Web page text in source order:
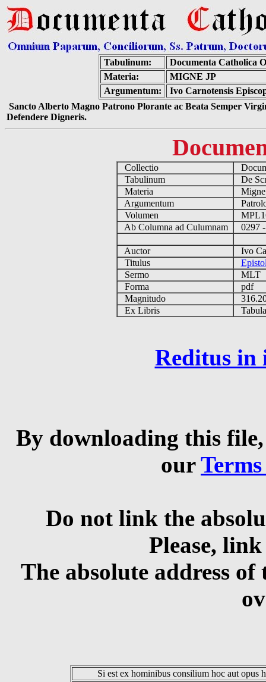
Tabulinum:
Documenta Catholica
Materia:
MIGNE JP
Argumentum:
Ivo Carnotensis
Sancto Alberto Magno Patrono Plorante ac Beata Semper
Defendere Digneris.
Collectio
Tabulinum
De
Materia
Argumentum
Volumen
Ab Columna ad Culumnam
0297
Auctor
Ivo
Titulus
Sermo
MLT
Forma
pdf
Magnitudo
Ex Libris
Reditus in
By downloading this
our
Do not link the
Please,
The absolute address
Si est ex hominibus consilium hoc aut opus